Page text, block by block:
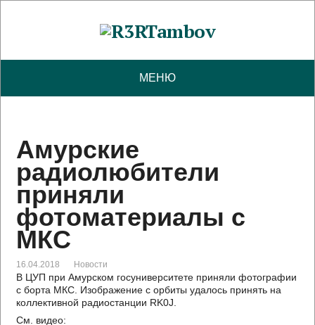
МЕНЮ
Амурские
радиолюбители
приняли
фотоматериалы с
МКС
16.04.2018 Новости
В ЦУП при Амурском госуниверситете приняли фотографии
с борта МКС. Изображение с орбиты удалось принять на
коллективной радиостанции RK0J.
См. видео: